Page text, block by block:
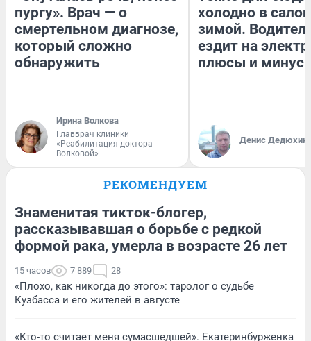
пургу». Врач — о
смертельном диагнозе,
который сложно
обнаружить
Ирина Волкова
Главврач клиники
«Реабилитация доктора
Волковой»
холодно в
зимой.
ездит на
плюсы и
Денис Дедюхин
РЕКОМЕНДУЕМ
Знаменитая тикток-блогер,
рассказывавшая о борьбе с редкой
формой рака, умерла в возрасте 26 лет
15 часов 7 889 28
«Плохо, как никогда до этого»: таролог о судьбе
Кузбасса и его жителей в августе
«Кто-то считает меня сумасшедшей». Екатеринбурженка